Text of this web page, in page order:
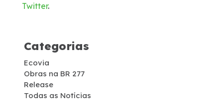
Obras Acordo Leniência
Passarela KM 77
Duplicação PR-407
Twitter.
Categorias
Ecovia
Obras na BR 277
Release
Todas as Notícias